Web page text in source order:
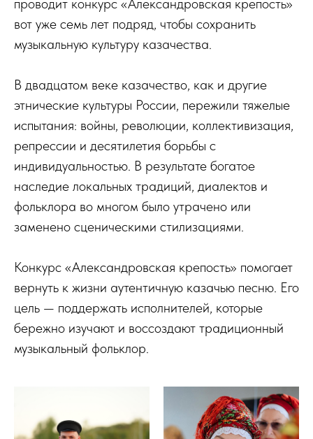
проводит конкурс «Александровская крепость»
вот уже семь лет подряд, чтобы сохранить
музыкальную культуру казачества.
В двадцатом веке казачество, как и другие
этнические культуры России, пережили тяжелые
испытания: войны, революции, коллективизация,
репрессии и десятилетия борьбы с
индивидуальностью. В результате богатое
наследие локальных традиций, диалектов и
фольклора во многом было утрачено или
заменено сценическими стилизациями.
Конкурс «Александровская крепость» помогает
вернуть к жизни аутентичную казачью песню. Его
цель — поддержать исполнителей, которые
бережно изучают и воссоздают традиционный
музыкальный фольклор.